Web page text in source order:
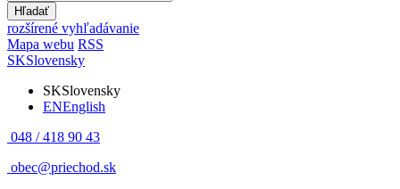
Hľadať
rozšírené vyhľadávanie
Mapa webu RSS
SKSlovensky
SKSlovensky
ENEnglish
048 / 418 90 43
obec@priechod.sk